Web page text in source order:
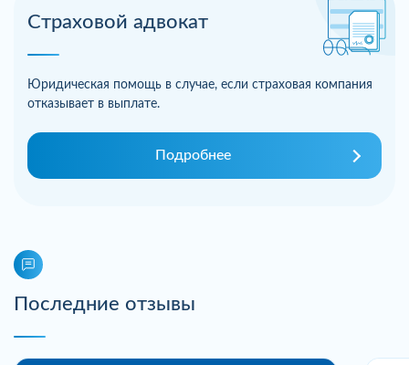
Страховой адвокат
Юридическая помощь в случае, если страховая компания
отказывает в выплате.
Подробнее
Последние отзывы